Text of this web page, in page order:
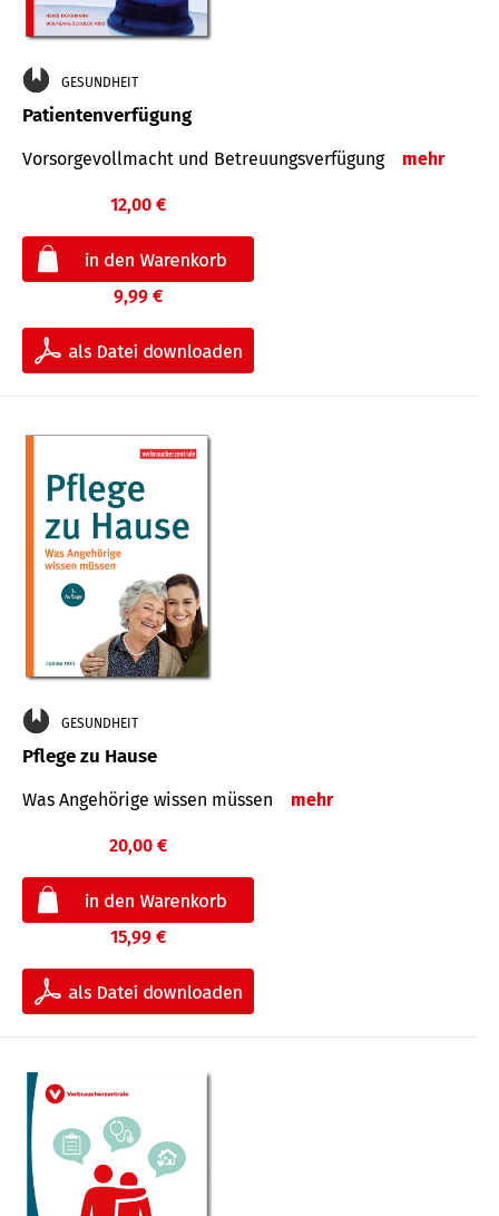
GESUNDHEIT
Patientenverfügung
Vorsorgevollmacht und Betreuungsverfügung mehr
12,00 €
9,99 €
GESUNDHEIT
Pflege zu Hause
Was Angehörige wissen müssen mehr
20,00 €
15,99 €